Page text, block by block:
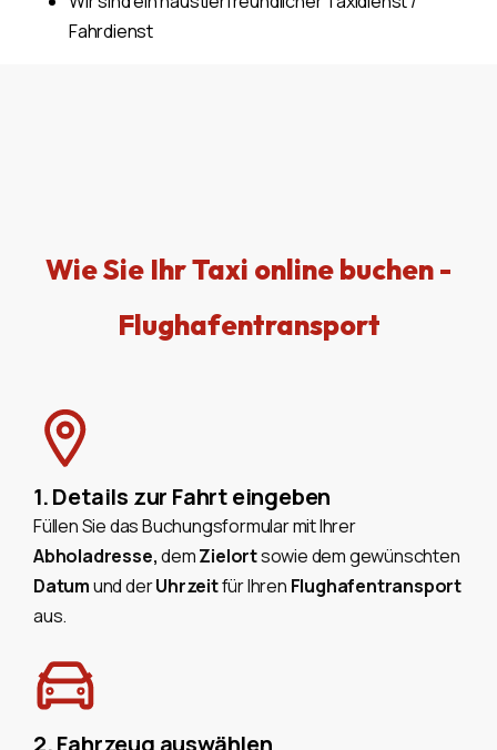
Fahrdienst
Wie Sie Ihr Taxi online buchen -
Flughafentransport
1. Details zur Fahrt eingeben
Füllen Sie das Buchungsformular mit Ihrer
Abholadresse,demZielortsowie dem gewünschten
Datumund derUhrzeitfür Ihren Flughafentransport
aus.